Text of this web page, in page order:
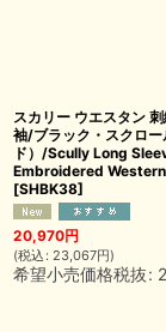
スカリー ウエスタン
袖/ブラック・スクロー
ド）/Scully Long
Embroidered
[SHBK38]
20,970円
(税込 : 23,067円)
希望小売価格税抜: